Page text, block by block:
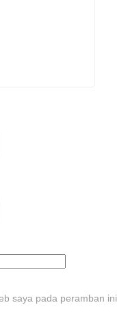
saya pada peramban ini